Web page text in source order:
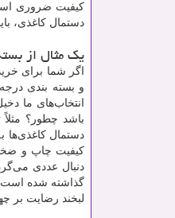
کیفیت ضروری
دستمال کاغذی،
یک مثال از
اگر شما برای
و بسته بندی
انتخاب‌های ما
باشد چطور؟ مثلاً
دستمال کاغذی‌ها
کیفیت چاپ و
گذاشته شده است.
لبخند رضایت بر